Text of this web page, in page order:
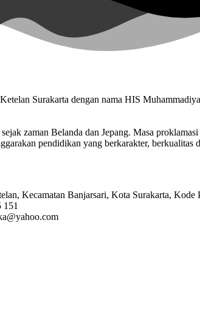
Surakarta dengan nama HIS
zaman Belanda dan Jepang. Masa
pendidikan yang berkarakter, berkualitas
Kecamatan Banjarsari, Kota Surakarta, Kode
151